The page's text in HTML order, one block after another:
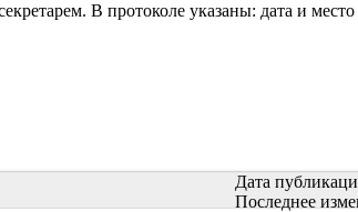
В протоколе указаны: дата и
Дата
Последнее